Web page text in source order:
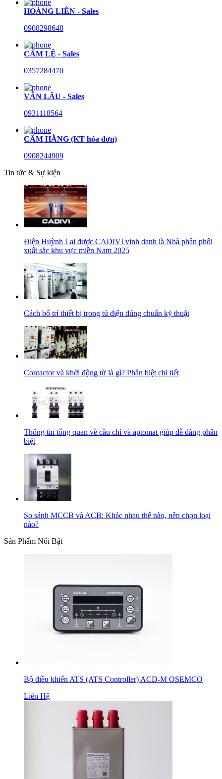
HOÀNG LIÊN - Sales
0908298648
CẨM LỆ - Sales
0357284470
VĂN LÂU - Sales
0931118564
CẨM HẰNG (KT hóa đơn)
0908244909
Tin tức & Sự kiện
Điện Huỳnh Lai được CADIVI vinh danh là Nhà phân phối
xuất sắc khu vực miền Nam 2025
Cách bố trí thiết bị trong tủ điện đúng chuẩn kỹ thuật
Contactor và khởi động từ là gì? Phân biệt chi tiết
Thông tin tổng quan về cầu chì và aptomat giúp dễ dàng phân
biệt
So sánh MCCB và ACB: Khác nhau thế nào, nên chọn loại
nào?
Sản Phẩm Nổi Bật
Bộ điều khiển ATS (ATS Controller) ACD-M OSEMCO
Liên Hệ